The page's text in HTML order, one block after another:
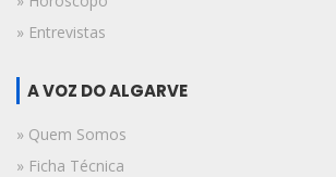
» Entrevistas
A VOZ DO ALGARVE
» Quem Somos
» Ficha Técnica